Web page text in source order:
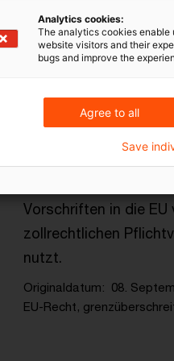
Ergebnisse gefunden
EuGH: Ort der
In Beantwortung
Europäische
in einem Drittstaat
Vorschriften in die
zollrechtlichen
nutzt.
Originaldatum 08.
EU-Recht,
Analytics cookies:
The analytics cookies enable
website visitors and their
bugs and improve the
Agree to all
Save